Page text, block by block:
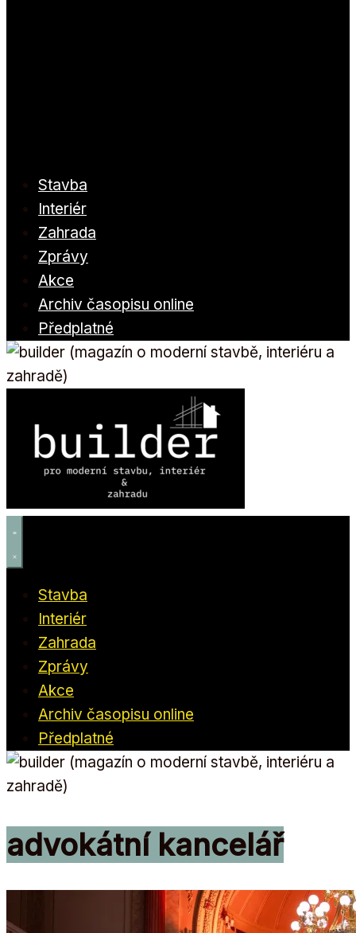
Stavba
Interiér
Zahrada
Zprávy
Akce
Archiv časopisu online
Předplatné
Stavba
Interiér
Zahrada
Zprávy
Akce
Archiv časopisu online
Předplatné
advokátní kancelář